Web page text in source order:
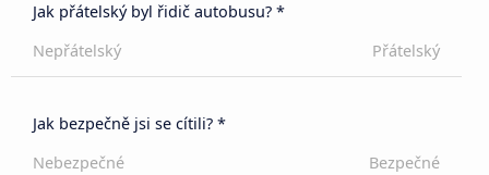
Jak přátelský byl řidič autobusu? *
Nepřátelský
Přátelský
Jak bezpečně jsi se cítili? *
Nebezpečné
Bezpečné